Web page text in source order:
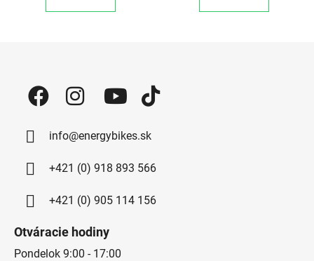
info@energybikes.sk
+421 (0) 918 893 566
+421 (0) 905 114 156
Otváracie hodiny
Pondelok 9:00 - 17:00